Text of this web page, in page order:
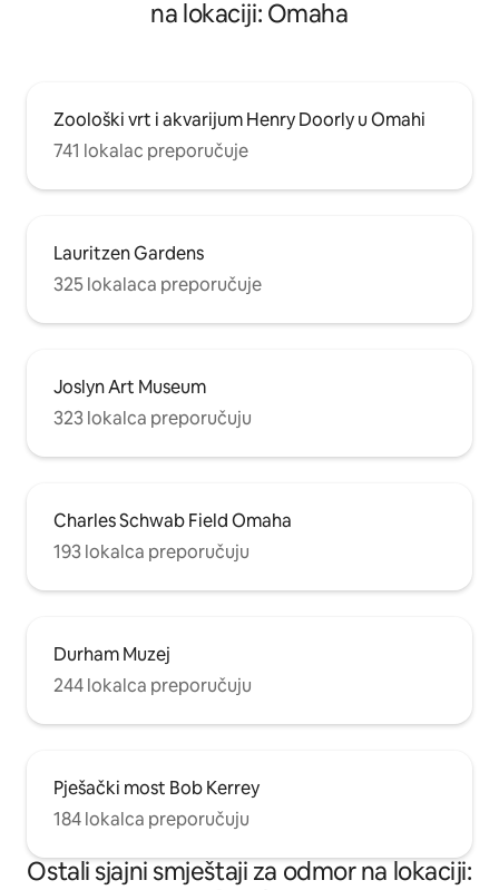
na lokaciji: Omaha
Zoološki vrt i akvarijum Henry Doorly u Omahi
741 lokalac preporučuje
Lauritzen Gardens
325 lokalaca preporučuje
Joslyn Art Museum
323 lokalca preporučuju
Charles Schwab Field Omaha
193 lokalca preporučuju
Durham Muzej
244 lokalca preporučuju
Pješački most Bob Kerrey
184 lokalca preporučuju
Ostali sjajni smještaji za odmor na lokaciji: